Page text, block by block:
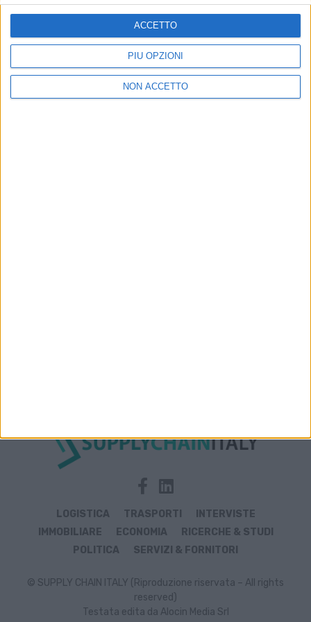
PIÙ OPZIONI
NON ACCETTO
ACCETTO
ISCRIVITI
Dichiaro di aver letto e compreso l'informativa sulla privacy e
di dare il mio consenso alla ricezione di promozioni commerciali
LOGISTICA TRASPORTI
INTERVISTE
IMMOBILIARE
ECONOMIA
RICERCHE & STUDI
POLITICA
SERVIZI & FORNITORI
© SUPPLY CHAIN ITALY (Riproduzione riservata – All rights
reserved)
Testata edita da Alocin Media Srl